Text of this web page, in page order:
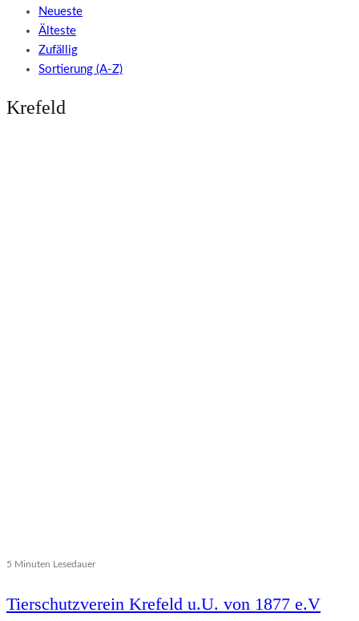
Neueste
Älteste
Zufällig
Sortierung (A-Z)
Krefeld
5 Minuten Lesedauer
Tierschutzverein Krefeld u.U. von 1877 e.V